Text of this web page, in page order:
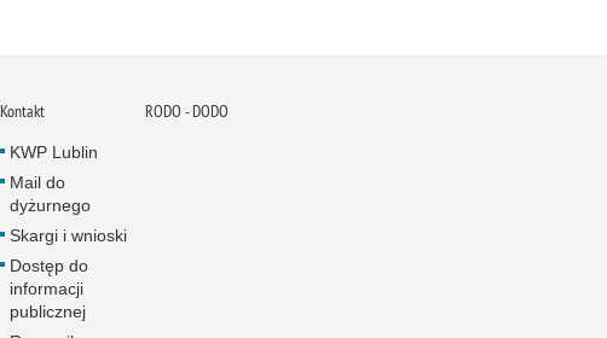
Kontakt
KWP Lublin
Mail do
dyżurnego
Skargi i wnioski
Dostęp do
informacji
publicznej
RODO - DODO